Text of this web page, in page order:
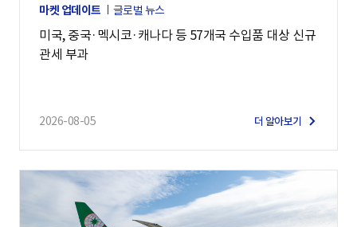
마켓 업데이트 글로벌 뉴스
미국, 중국·멕시코·캐나다 등 57개국 수입품 대상 신규
관세 부과
2026-08-05 더 알아보기